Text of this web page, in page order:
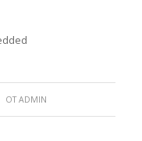
ОТADMIN